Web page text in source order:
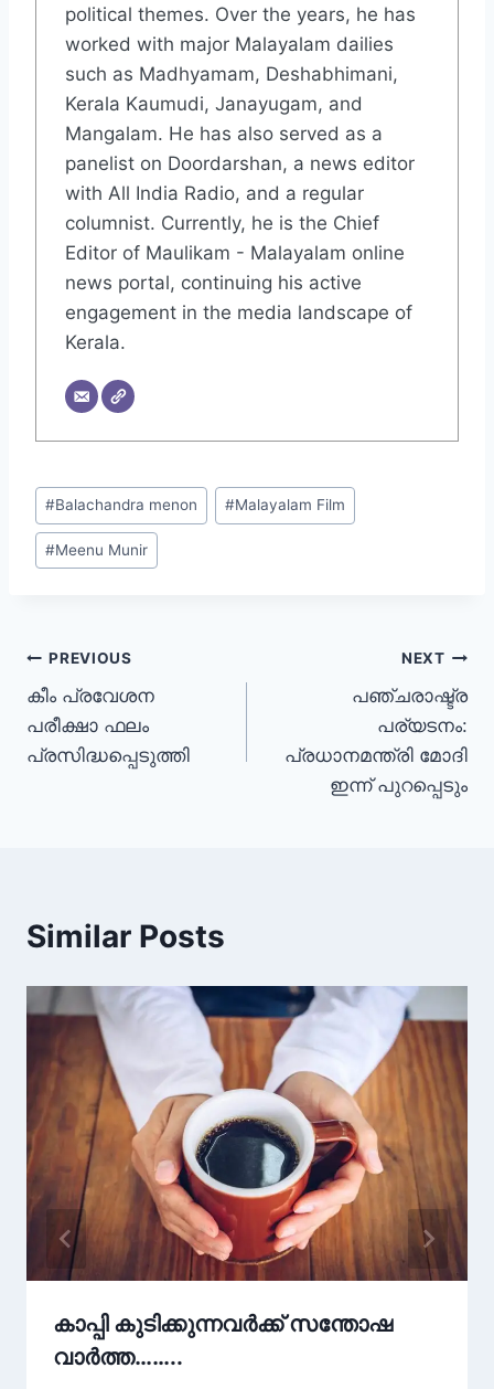
political themes. Over the years, he has
worked with major Malayalam dailies
such as Madhyamam, Deshabhimani,
Kerala Kaumudi, Janayugam, and
Mangalam. He has also served as a
panelist on Doordarshan, a news editor
with All India Radio, and a regular
columnist. Currently, he is the Chief
Editor of Maulikam - Malayalam online
news portal, continuing his active
engagement in the media landscape of
Kerala.
#Balachandra menon #Malayalam Film
#Meenu Munir
PREVIOUS
കീം പ്രവേശന
പരീക്ഷാ ഫലം
പ്രസിദ്ധപ്പെടുത്തി
NEXT
പഞ്ചരാഷ്ട്ര
പര്യടനം:
പ്രധാനമന്ത്രി മോദി
ഇന്ന് പുറപ്പെടും
Similar Posts
കാപ്പി കുടിക്കുന്നവർക്ക് സന്തോഷ
വാർത്ത……..